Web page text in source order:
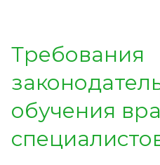
Требования
обучения